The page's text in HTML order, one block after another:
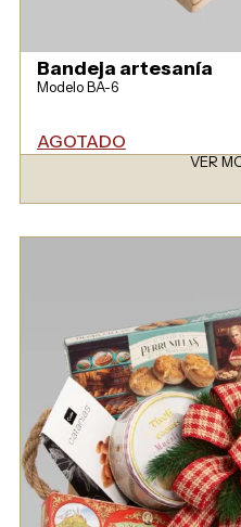
Bandeja artesanía
Modelo BA-6
AGOTADO
VER